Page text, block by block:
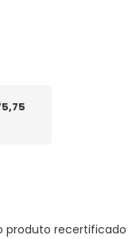
produto recertificado